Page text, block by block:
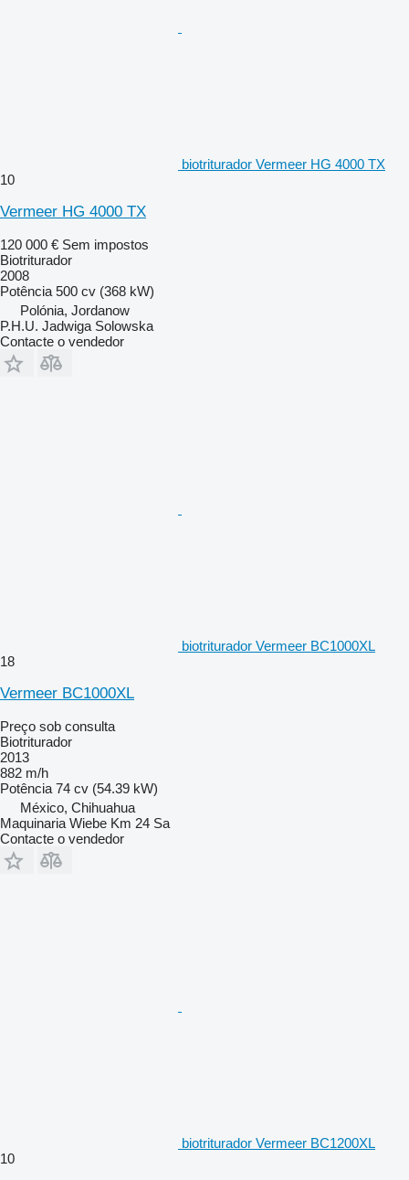
biotriturador Vermeer HG 4000 TX
10
Vermeer HG 4000 TX
120 000 € Sem impostos
Biotriturador
2008
Potência 500 cv (368 kW)
Polónia, Jordanow
P.H.U. Jadwiga Solowska
Contacte o vendedor
biotriturador Vermeer BC1000XL
18
Vermeer BC1000XL
Preço sob consulta
Biotriturador
2013
882 m/h
Potência 74 cv (54.39 kW)
México, Chihuahua
Maquinaria Wiebe Km 24 Sa
Contacte o vendedor
biotriturador Vermeer BC1200XL
10